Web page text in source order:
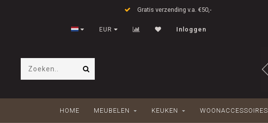
Gratis verzending v.a. €50,-
EUR Inloggen
HOME MEUBELEN KEUKEN WOONACCESSOIRES